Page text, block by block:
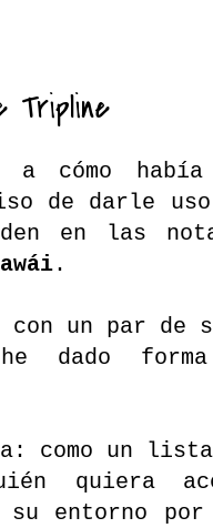
Tripline
cómo había
de darle
en las
.
con un par de
dado
como un
quiera
entorno por